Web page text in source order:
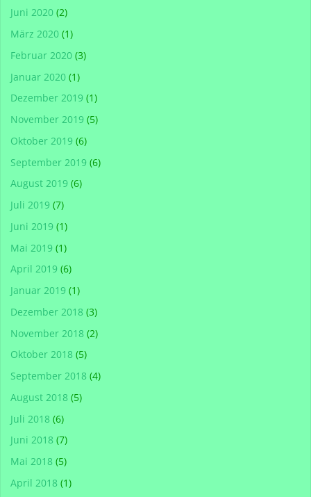
Juni 2020(2)
März 2020(1)
Februar 2020(3)
Januar 2020(1)
Dezember 2019 (1)
November 2019 (5)
Oktober 2019 (6)
September 2019 (6)
August 2019 (6)
Juli 2019 (7)
Juni 2019 (1)
Mai 2019 (1)
April 2019 (6)
Januar 2019 (1)
Dezember 2018 (3)
November 2018 (2)
Oktober 2018 (5)
September 2018 (4)
August 2018 (5)
Juli 2018 (6)
Juni 2018 (7)
Mai 2018 (5)
April 2018 (1)